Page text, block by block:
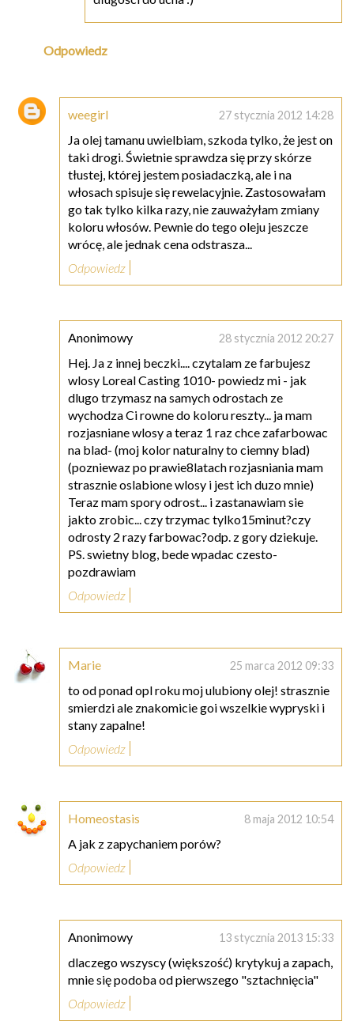
Odpowiedz
weegirl 27 stycznia 2012 14:28
Ja olej tamanu uwielbiam, szkoda tylko, że jest on
taki drogi. Świetnie sprawdza się przy skórze
tłustej, której jestem posiadaczką, ale i na
włosach spisuje się rewelacyjnie. Zastosowałam
go tak tylko kilka razy, nie zauważyłam zmiany
koloru włosów. Pewnie do tego oleju jeszcze
wrócę, ale jednak cena odstrasza...
Odpowiedz
Anonimowy 28 stycznia 2012 20:27
Hej. Ja z innej beczki.... czytalam ze farbujesz
wlosy Loreal Casting 1010- powiedz mi - jak
dlugo trzymasz na samych odrostach ze
wychodza Ci rowne do koloru reszty... ja mam
rozjasniane wlosy a teraz 1 raz chce zafarbowac
na blad- (moj kolor naturalny to ciemny blad)
(pozniewaz po prawie8latach rozjasniania mam
strasznie oslabione wlosy i jest ich duzo mnie)
Teraz mam spory odrost... i zastanawiam sie
jakto zrobic... czy trzymac tylko15minut?czy
odrosty 2 razy farbowac?odp. z gory dziekuje.
PS. swietny blog, bede wpadac czesto-
pozdrawiam
Odpowiedz
Marie 25 marca 2012 09:33
to od ponad opl roku moj ulubiony olej! strasznie
smierdzi ale znakomicie goi wszelkie wypryski i
stany zapalne!
Odpowiedz
Homeostasis 8 maja 2012 10:54
A jak z zapychaniem porów?
Odpowiedz
Anonimowy 13 stycznia 2013 15:33
dlaczego wszyscy (większość) krytykuj a zapach,
mnie się podoba od pierwszego "sztachnięcia"
Odpowiedz